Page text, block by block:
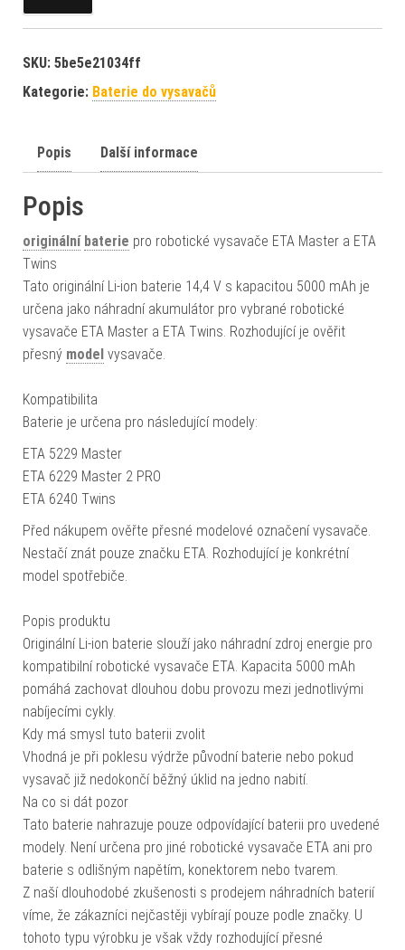
SKU: 5be5e21034ff
Kategorie: Baterie do vysavačů
Popis Další informace
Popis
originální baterie pro robotické vysavače ETA Master a ETA
Twins
Tato originální Li-ion baterie 14,4 V s kapacitou 5000 mAh je
určena jako náhradní akumulátor pro vybrané robotické
vysavače ETA Master a ETA Twins. Rozhodující je ověřit
přesný model vysavače.
Kompatibilita
Baterie je určena pro následující modely:
ETA 5229 Master
ETA 6229 Master 2 PRO
ETA 6240 Twins
Před nákupem ověřte přesné modelové označení vysavače.
Nestačí znát pouze značku ETA. Rozhodující je konkrétní
model spotřebiče.
Popis produktu
Originální Li-ion baterie slouží jako náhradní zdroj energie pro
kompatibilní robotické vysavače ETA. Kapacita 5000 mAh
pomáhá zachovat dlouhou dobu provozu mezi jednotlivými
nabíjecími cykly.
Kdy má smysl tuto baterii zvolit
Vhodná je při poklesu výdrže původní baterie nebo pokud
vysavač již nedokončí běžný úklid na jedno nabití.
Na co si dát pozor
Tato baterie nahrazuje pouze odpovídající baterii pro uvedené
modely. Není určena pro jiné robotické vysavače ETA ani pro
baterie s odlišným napětím, konektorem nebo tvarem.
Z naší dlouhodobé zkušenosti s prodejem náhradních baterií
víme, že zákazníci nejčastěji vybírají pouze podle značky. U
tohoto typu výrobku je však vždy rozhodující přesné